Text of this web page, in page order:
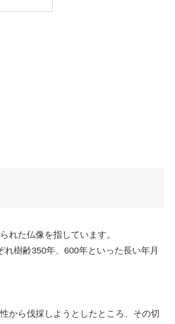
れた仏像を指しています。
樹齢350年、600年といった長い年月
から伐採しようとしたところ、その切